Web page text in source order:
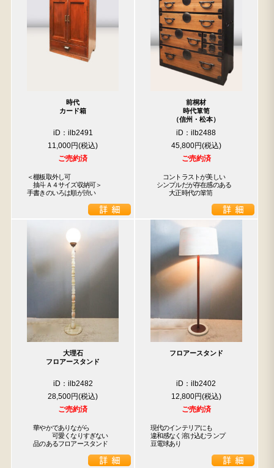
時代
カード箱
iD：ilb2491
11,000円
ご売約済
＜棚板取外し可
抽斗Ａ４サイズ収納可＞
手書きのいろは順が渋い
前桐材
時代箪笥
（信州・松本）
iD：ilb2488
45,800円
ご売約済
コントラストが美しい
シンプルだが存在感のある
大正時代の箪笥
大理石
フロアースタンド
iD：ilb2482
28,500円
ご売約済
華やかでありながら
可愛くなりすぎない
品のあるフロアースタンド
フロアースタンド
iD：ilb2402
12,800円
ご売約済
現代のインテリアにも
違和感なく溶け込むランプ
豆電球あり